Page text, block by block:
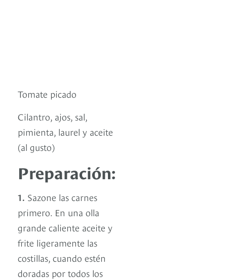
Tomate picado
Cilantro, ajos, sal,
pimienta, laurel y aceite
(al gusto)
Preparación:
1. Sazone las carnes
primero. En una olla
grande caliente aceite y
frite ligeramente las
costillas, cuando estén
doradas por todos los